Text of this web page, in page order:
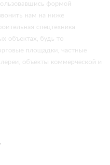
формой
нам на ниже
спецтехника
объектах, будь то
площадки, частные
объекты коммерческой и